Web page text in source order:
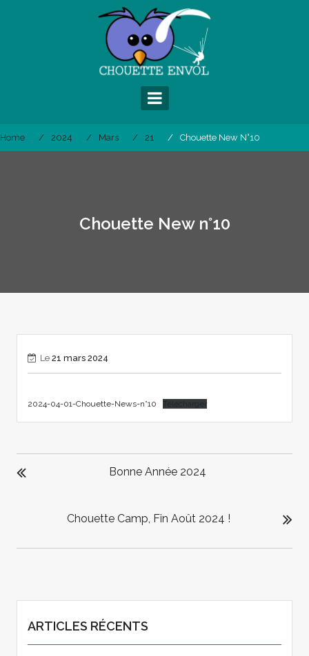
Home 2024 Mars 21 Chouette New N°10
Chouette New n°10
Le 21 mars 2024
2024-04-01-Chouette-News-n°10 Télécharger
NAVIGATION
DE
Bonne Année 2024
Chouette Camp, Fin Août 2024 !
ARTICLES RÉCENTS